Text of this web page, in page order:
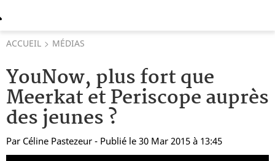
ACCUEIL MÉDIAS
YouNow, plus fort que
Meerkat et Periscope auprès
des jeunes ?
Par Céline Pastezeur - Publié le 30 Mar 2015 à 13:45